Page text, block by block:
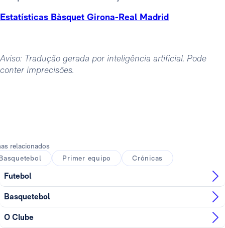
Estatísticas Bàsquet Girona-Real Madrid
Aviso: Tradução gerada por inteligência artificial. Pode
conter imprecisões.
relacionados
Primer equipo Crónicas
Futebol
Basquetebol
O Clube